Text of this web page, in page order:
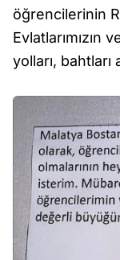
öğrencilerinin
Evlatlarımızın
yolları, bahtları